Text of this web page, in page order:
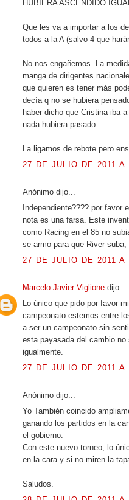
HUBIERA ASCENDIDO
Que les va a importar a los
todos a la A (salvo 4 que
No nos engañemos. La
manga de dirigentes
que quieren es tener más
decía q no se hubiera
haber dicho que Cristina iba
nada hubiera pasado.
La ligamos de rebote pero
27 DE JULIO DE 2011 A
Anónimo dijo...
Independiente???? por favor
nota es una farsa. Este
como Racing en el 85 no
se armo para que River
27 DE JULIO DE 2011 A
Marcelo Javier Viglione dijo...
Lo único que pido por favor
campeonato estemos entre
a ser un campeonato sin
esta payasada del cambio
igualmente.
27 DE JULIO DE 2011 A
Anónimo dijo...
Yo También coincido
ganando los partidos en la
el gobierno.
Con este nuevo torneo, lo
en la cara y si no miren la
Saludos.